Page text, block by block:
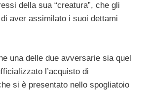
della sua “creatura”, che gli
aver assimilato i suoi dettami
una delle due avversarie sia quel
l’acquisto di
si è presentato nello spogliatoio